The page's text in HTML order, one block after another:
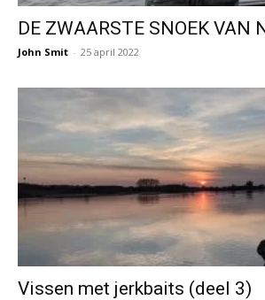
DE ZWAARSTE SNOEK VAN
John Smit - 25 april 2022
Vissen met jerkbaits (deel 3)